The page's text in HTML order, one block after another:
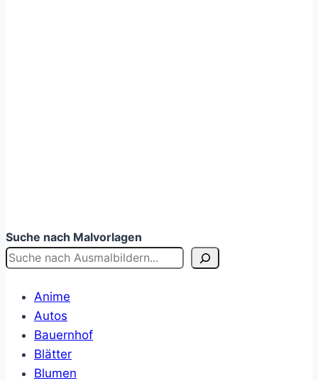
Suche nach Malvorlagen
Anime
Autos
Bauernhof
Blätter
Blumen